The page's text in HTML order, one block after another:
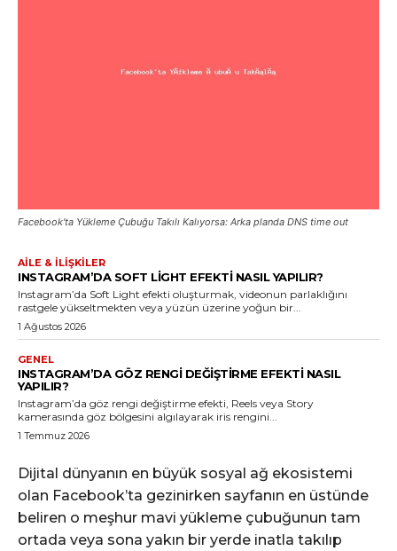
Facebook'ta Yükleme Çubuğu Takılı Kalıyorsa: Arka planda DNS time out
AILE & İLIŞKILER
INSTAGRAM’DA SOFT LIGHT EFEKTI NASIL YAPILIR?
Instagram’da Soft Light efekti oluşturmak, videonun parlaklığını
rastgele yükseltmekten veya yüzün üzerine yoğun bir...
1 Ağustos 2026
GENEL
INSTAGRAM’DA GÖZ RENGI DEĞIŞTIRME EFEKTI NASIL
YAPILIR?
Instagram’da göz rengi değiştirme efekti, Reels veya Story
kamerasında göz bölgesini algılayarak iris rengini...
1 Temmuz 2026
Dijital dünyanın en büyük sosyal ağ ekosistemi
olan Facebook’ta gezinirken sayfanın en üstünde
beliren o meşhur mavi yükleme çubuğunun tam
ortada veya sona yakın bir yerde inatla takılıp